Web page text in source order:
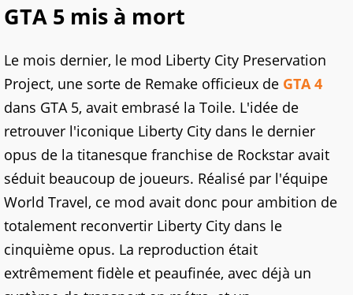
GTA 5 mis à mort
Le mois dernier, le mod Liberty City Preservation
Project, une sorte de Remake officieux de GTA 4
dans GTA 5, avait embrasé la Toile. L'idée de
retrouver l'iconique Liberty City dans le dernier
opus de la titanesque franchise de Rockstar avait
séduit beaucoup de joueurs. Réalisé par l'équipe
World Travel, ce mod avait donc pour ambition de
totalement reconvertir Liberty City dans le
cinquième opus. La reproduction était
extrêmement fidèle et peaufinée, avec déjà un